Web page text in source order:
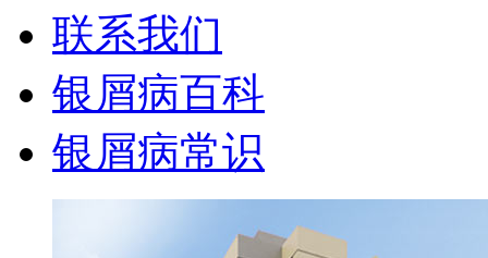
联系我们
银屑病百科
银屑病常识